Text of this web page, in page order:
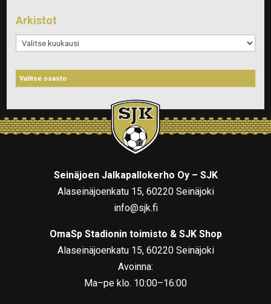
Arkistot
Arkistot
Seinäjoen Jalkapallokerho Oy – SJK
Alaseinäjoenkatu 15, 60220 Seinäjoki
info@sjk.fi
OmaSp Stadionin toimisto & SJK Shop
Alaseinäjoenkatu 15, 60220 Seinäjoki
Avoinna:
Ma–pe klo. 10:00–16:00